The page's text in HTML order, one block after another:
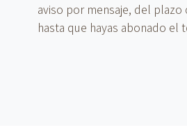
aviso por mensaje, del
hasta que hayas abonado el